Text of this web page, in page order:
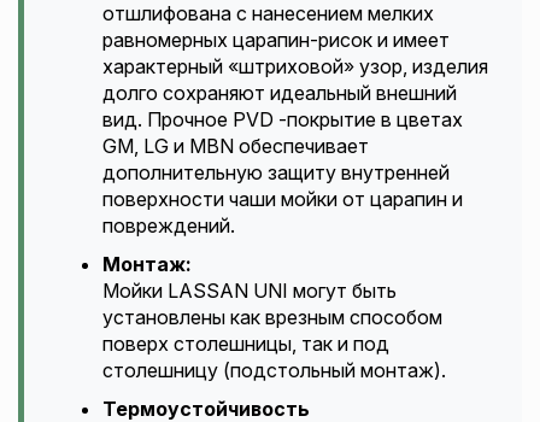
отшлифована с нанесением мелких
равномерных царапин-рисок и имеет
характерный «штриховой» узор, изделия
долго сохраняют идеальный внешний
вид. Прочное PVD -покрытие в цветах
GM, LG и MBN обеспечивает
дополнительную защиту внутренней
поверхности чаши мойки от царапин и
повреждений.
Монтаж:
Мойки LASSAN UNI могут быть
установлены как врезным способом
поверх столешницы, так и под
столешницу (подстольный монтаж).
Термоустойчивость